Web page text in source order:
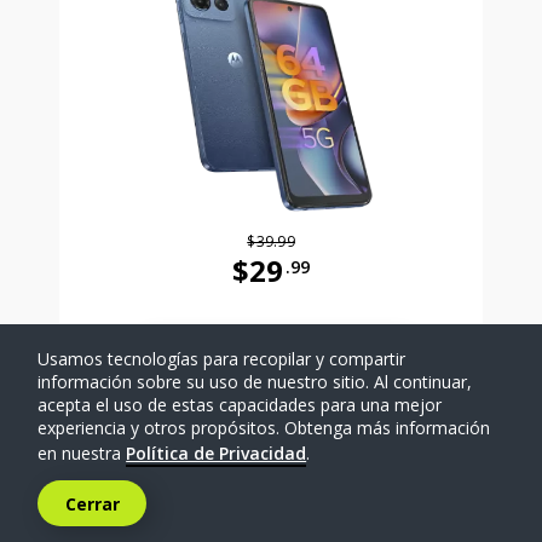
$39.99
$29 .99
SELECCIONAR TELÉFONO
Comparar
Usamos tecnologías para recopilar y compartir
información sobre su uso de nuestro sitio. Al continuar,
acepta el uso de estas capacidades para una mejor
experiencia y otros propósitos. Obtenga más información
en nuestra Política de Privacidad.
Cerrar